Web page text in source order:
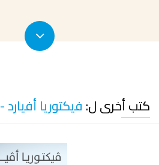
كتب أخرى ل: فيكتوريا أفيارد - Victoria Aveyard